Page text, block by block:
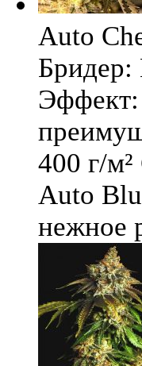
Auto
Бридер:
400 г/
Auto
нежное